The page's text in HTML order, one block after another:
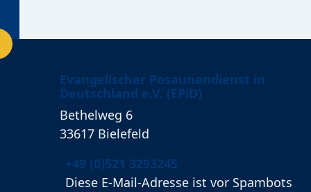
Evangelischer Posaunendienst in
Deutschland e.V. (EPiD)
Bethelweg 6
33617 Bielefeld
Telefon:
+49 (0)521 3293245
E-Mail:
Diese E-Mail-Adresse ist vor Spambots